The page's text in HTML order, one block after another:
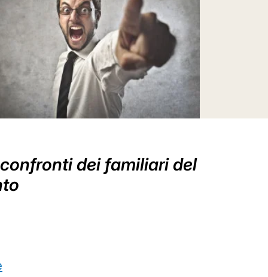
dei familiari del